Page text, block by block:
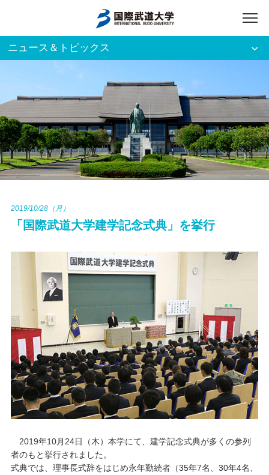
アクセス 入試資料請求
ご利用者別
ホーム
大学案内
資格・就職
学友会クラブ活動
ニュース＆トピックス
2019/10/28（月）
「国際武道大学建学記念式典」を挙行
2019年10月24日（木）本学にて、建学記念式典が多くの参列
者のもと挙行されました。
式典では、理事長式辞をはじめ永年勤続者（35年7名、30年4名、